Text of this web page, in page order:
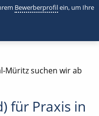
Bewerberprofilein, um Ihre
Müritz suchen wir ab
für Praxis in